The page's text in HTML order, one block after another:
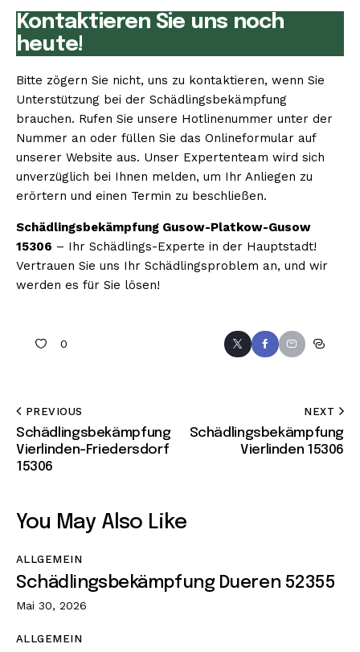
Kontaktieren Sie uns noch
heute!
Bitte zögern Sie nicht, uns zu kontaktieren, wenn Sie
Unterstützung bei der Schädlingsbekämpfung
brauchen. Rufen Sie unsere Hotlinenummer unter der
Nummer an oder füllen Sie das Onlineformular auf
unserer Website aus. Unser Expertenteam wird sich
unverzüglich bei Ihnen melden, um Ihr Anliegen zu
erörtern und einen Termin zu beschließen.
Schädlingsbekämpfung Gusow-Platkow-Gusow
15306 – Ihr Schädlings-Experte in der Hauptstadt!
Vertrauen Sie uns Ihr Schädlingsproblem an, und wir
werden es für Sie lösen!
0
PREVIOUS
Schädlingsbekämpfung
Vierlinden-Friedersdorf
15306
NEXT
Schädlingsbekämpfung
Vierlinden 15306
You May Also Like
ALLGEMEIN
Schädlingsbekämpfung Dueren 52355
Mai 30, 2026
ALLGEMEIN